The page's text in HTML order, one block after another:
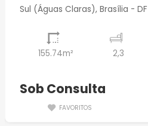
Sul (Águas Claras), Brasília - DF
155.74m² 2,3
Sob Consulta
FAVORITOS